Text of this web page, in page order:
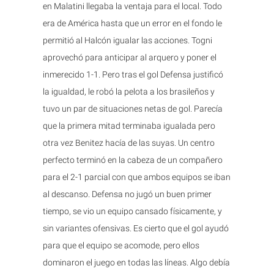
en Malatini llegaba la ventaja para el local. Todo
era de América hasta que un error en el fondo le
permitió al Halcón igualar las acciones. Togni
aprovechó para anticipar al arquero y poner el
inmerecido 1-1. Pero tras el gol Defensa justificó
la igualdad, le robó la pelota a los brasileños y
tuvo un par de situaciones netas de gol. Parecía
que la primera mitad terminaba igualada pero
otra vez Benitez hacía de las suyas. Un centro
perfecto terminó en la cabeza de un compañero
para el 2-1 parcial con que ambos equipos se iban
al descanso. Defensa no jugó un buen primer
tiempo, se vio un equipo cansado físicamente, y
sin variantes ofensivas. Es cierto que el gol ayudó
para que el equipo se acomode, pero ellos
dominaron el juego en todas las líneas. Algo debía